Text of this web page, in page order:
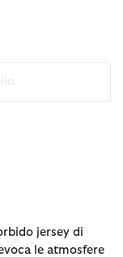
jersey di
le atmosfere